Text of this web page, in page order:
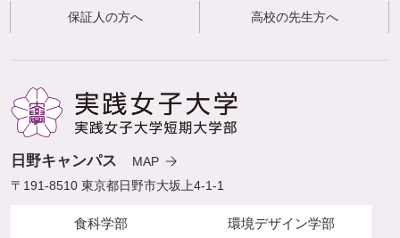
保証人の方へ 高校の先生方へ
日野キャンパス
MAP
〒191-8510 東京都日野市大坂上4-1-1
食科学部 環境デザイン学部